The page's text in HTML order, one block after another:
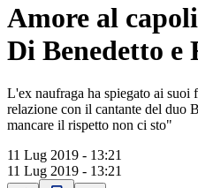
Amore al
Di Benedetto e
L'ex naufraga ha spiegato ai suoi
relazione con il cantante del duo
mancare il rispetto non ci sto"
11 Lug 2019 - 13:21
11 Lug 2019 - 13:21